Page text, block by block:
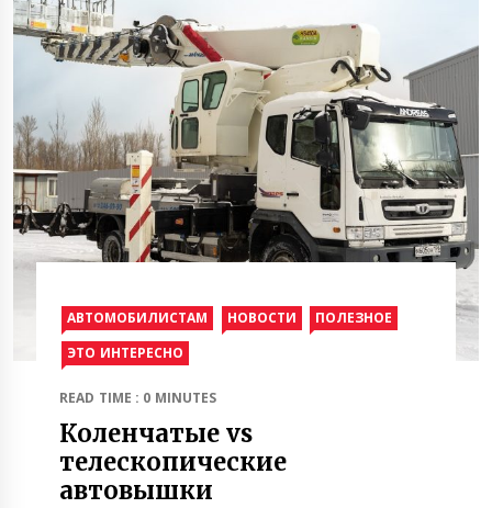
АВТОМОБИЛИСТАМ НОВОСТИ
ПОЛЕЗНОЕ
ЭТО ИНТЕРЕСНО
READ TIME : 0 MINUTES
Коленчатые vs
телескопические
автовышки